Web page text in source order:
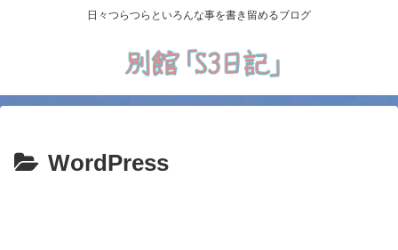
日々つらつらといろんな事を書き留めるブログ
WordPress